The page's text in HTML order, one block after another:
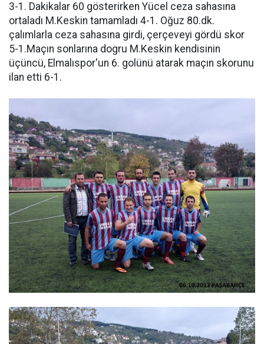
3-1. Dakikalar 60 gösterirken Yücel ceza sahasına
ortaladı M.Keskin tamamladı 4-1. Oğuz 80.dk.
çalımlarla ceza sahasına girdi, çerçeveyi gördü skor
5-1.Maçın sonlarına dogru M.Keskin kendisinin
üçüncü, Elmalıspor'un 6. golünü atarak maçın skorunu
ilan etti 6-1.